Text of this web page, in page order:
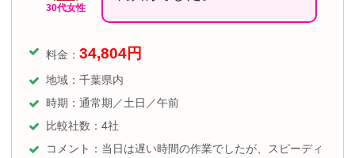
30代女性
料金： 34,804円
地域：千葉県内
時期：通常期／土日／午前
比較社数：4社
コメント：当日は遅い時間の作業でしたが、スピーディ